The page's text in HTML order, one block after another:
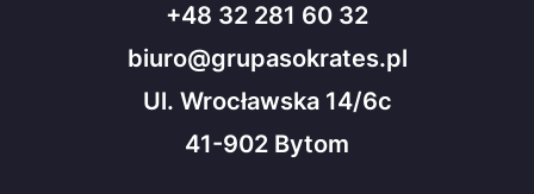
+48 32 281 60 32
biuro@grupasokrates.pl
Ul. Wrocławska 14/6c
41-902 Bytom